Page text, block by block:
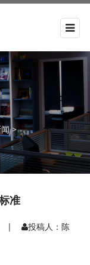
>
准
| 投稿人：陈